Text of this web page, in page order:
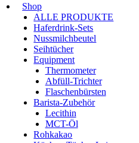
Shop
ALLE PRODUKTE
Haferdrink-Sets
Nussmilchbeutel
Seihtücher
Equipment
Thermometer
Abfüll-Trichter
Flaschenbürsten
Barista-Zubehör
Lecithin
MCT-Öl
Rohkakao